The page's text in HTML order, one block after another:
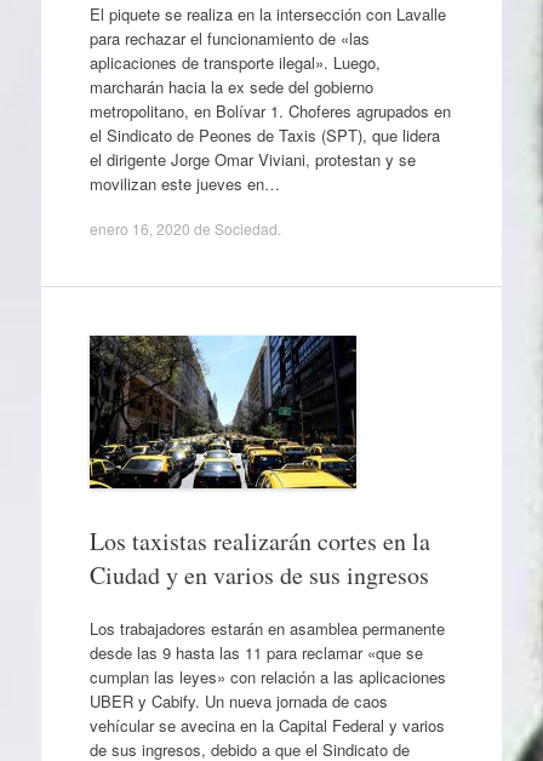
El piquete se realiza en la intersección con Lavalle
para rechazar el funcionamiento de «las
aplicaciones de transporte ilegal». Luego,
marcharán hacia la ex sede del gobierno
metropolitano, en Bolívar 1. Choferes agrupados en
el Sindicato de Peones de Taxis (SPT), que lidera
el dirigente Jorge Omar Viviani, protestan y se
movilizan este jueves en…
enero 16, 2020 de Sociedad
Los taxistas realizarán cortes en la
Ciudad y en varios de sus ingresos
Los trabajadores estarán en asamblea permanente
desde las 9 hasta las 11 para reclamar «que se
cumplan las leyes» con relación a las aplicaciones
UBER y Cabify. Un nueva jornada de caos
vehícular se avecina en la Capital Federal y varios
de sus ingresos, debido a que el Sindicato de